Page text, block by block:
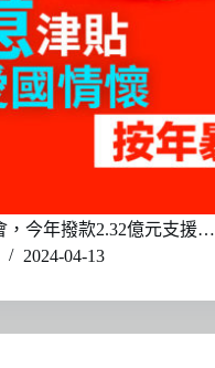
，今年撥款2.32億元支援…
2024-04-13